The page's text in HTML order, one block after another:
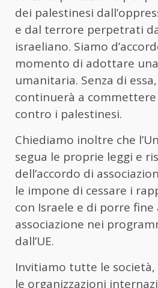
dei palestinesi
e dal terrore perpetrati
israeliano. Siamo
momento di adottare
umanitaria. Senza di
continuerà a
contro i palestinesi.
Chiediamo inoltre che
segua le proprie leggi e
dell’accordo di
le impone di cessare i
con Israele e di porre
associazione nei
dall’UE.
Invitiamo tutte le società,
le organizzazioni